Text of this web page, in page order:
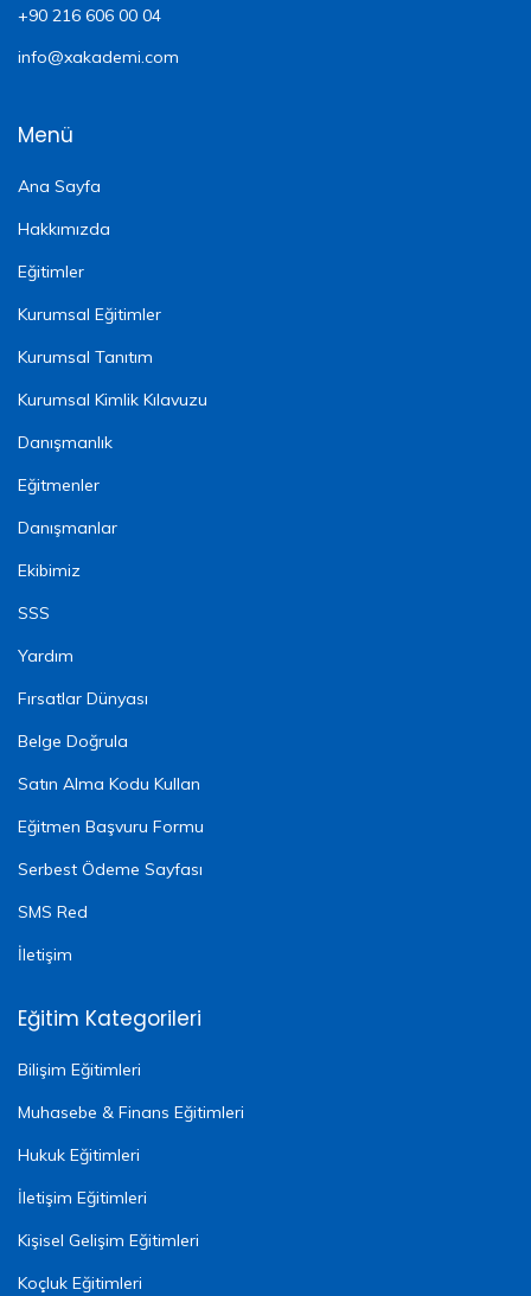
+90 216 606 00 04
info@xakademi.com
Menü
Ana Sayfa
Hakkımızda
Eğitimler
Kurumsal Eğitimler
Kurumsal Tanıtım
Kurumsal Kimlik Kılavuzu
Danışmanlık
Eğitmenler
Danışmanlar
Ekibimiz
SSS
Yardım
Fırsatlar Dünyası
Belge Doğrula
Satın Alma Kodu Kullan
Eğitmen Başvuru Formu
Serbest Ödeme Sayfası
SMS Red
İletişim
Eğitim Kategorileri
Bilişim Eğitimleri
Muhasebe & Finans Eğitimleri
Hukuk Eğitimleri
İletişim Eğitimleri
Kişisel Gelişim Eğitimleri
Koçluk Eğitimleri